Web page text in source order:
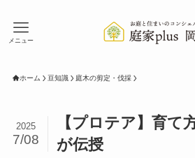
メニュー
ホーム 豆知識 庭木の剪定・伐採
【プロテア】育て
が伝授
2025
7/08